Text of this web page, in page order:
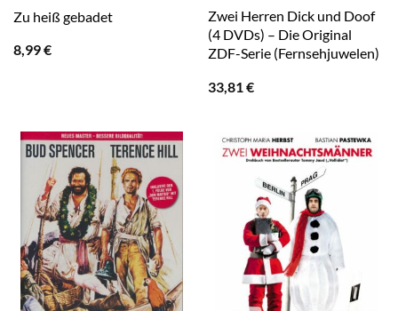
Zu heiß gebadet
8,99€
Zwei Herren Dick und Doof
(4 DVDs) – Die Original
ZDF-Serie (Fernsehjuwelen)
33,81€